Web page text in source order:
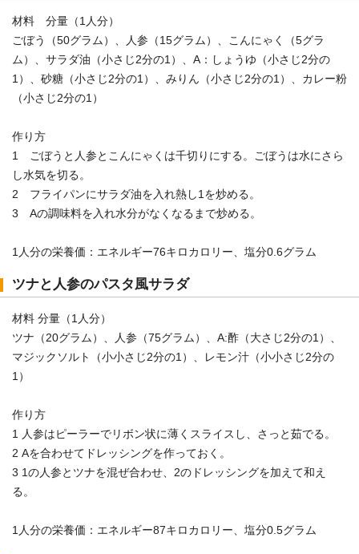
材料 分量（1人分）
ごぼう（50グラム）、人参（15グラム）、こんにゃく（5グラ
ム）、サラダ油（小さじ2分の1）、A：しょうゆ（小さじ2分の
1）、砂糖（小さじ2分の1）、みりん（小さじ2分の1）、カレー粉
（小さじ2分の1）
作り方
1 ごぼうと人参とこんにゃくは千切りにする。ごぼうは水にさら
し水気を切る。
2 フライパンにサラダ油を入れ熱し1を炒める。
3 Aの調味料を入れ水分がなくなるまで炒める。
1人分の栄養価：エネルギー76キロカロリー、塩分0.6グラム
ツナと人参のパスタ風サラダ
材料 分量（1人分）
ツナ（20グラム）、人参（75グラム）、A:酢（大さじ2分の1）、
マジックソルト（小小さじ2分の1）、レモン汁（小小さじ2分の
1）
作り方
1 人参はピーラーでリボン状に薄くスライスし、さっと茹でる。
2 Aを合わせてドレッシングを作っておく。
3 1の人参とツナを混ぜ合わせ、2のドレッシングを加えて和え
る。
1人分の栄養価：エネルギー87キロカロリー、塩分0.5グラム